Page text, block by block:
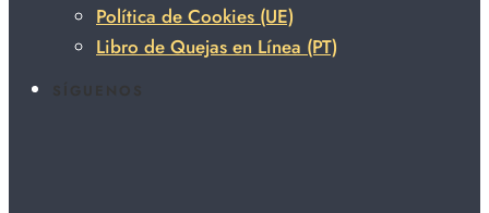
Política de Cookies (UE)
Libro de Quejas en Línea (PT)